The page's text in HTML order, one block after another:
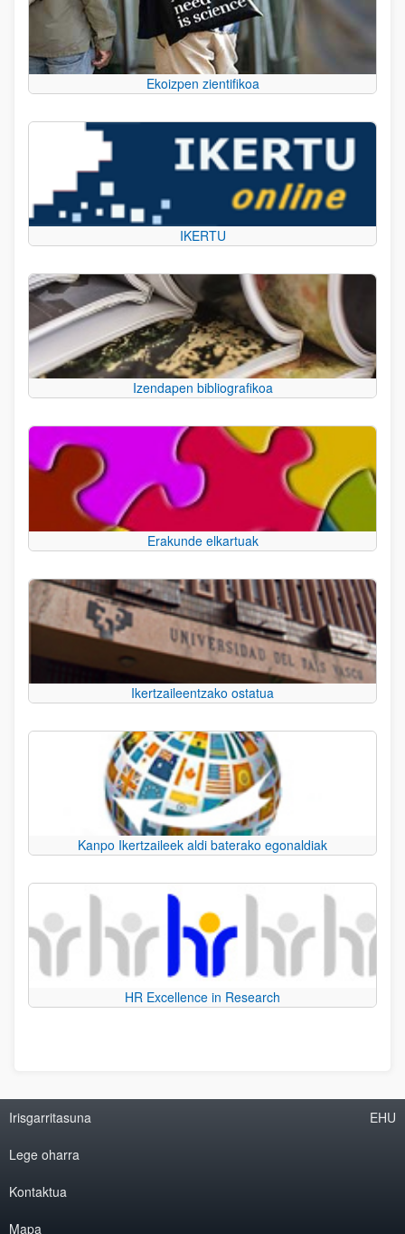
Ekoizpen zientifikoa
IKERTU
Izendapen bibliografikoa
Erakunde elkartuak
Ikertzaileentzako ostatua
Kanpo Ikertzaileek aldi baterako egonaldiak
HR Excellence in Research
Irisgarritasuna
Lege oharra
Kontaktua
Mapa
EHU